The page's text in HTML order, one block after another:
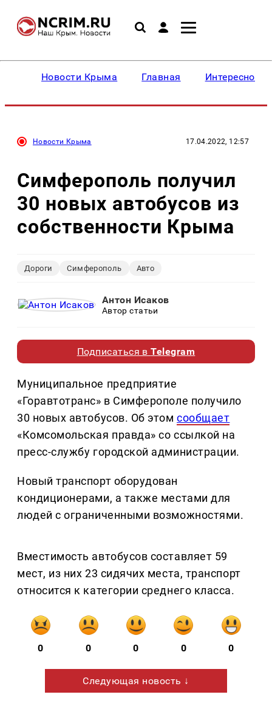
Новости Крыма Главная Интересное
Новости Крыма 17.04.2022, 12:57
Симферополь получил
30 новых автобусов из
собственности Крыма
Дороги Симферополь Авто
Антон Исаков
Автор статьи
Подписаться вTelegram
Муниципальное предприятие
«Горавтотранс» в Симферополе получило
30 новых автобусов. Об этомсообщает
«Комсомольская правда» со ссылкой на
пресс-службу городской администрации.
Новый транспорт оборудован
кондиционерами, а также местами для
людей с ограниченными возможностями.
Вместимость автобусов составляет 59
мест, из них 23 сидячих места, транспорт
относится к категории среднего класса.
0 0 0 0 0
Следующая новость ↓